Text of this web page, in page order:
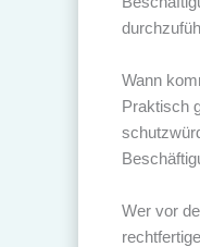
Wann
Praktisch
Wer vor